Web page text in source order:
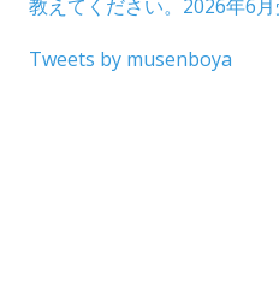
Tweets by musenboya